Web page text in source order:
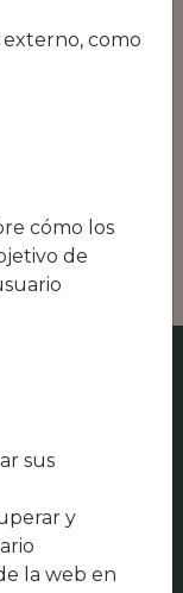
como
cómo los
de
sus
y
la web en